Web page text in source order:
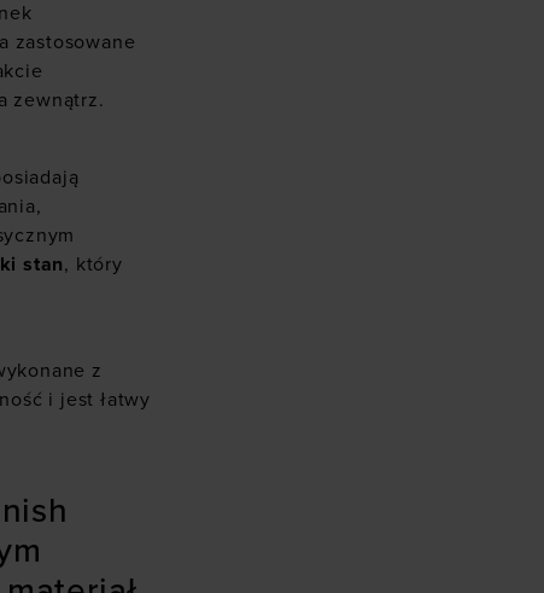
zastosowane
zewnątrz.
stan, który
z
i jest łatwy